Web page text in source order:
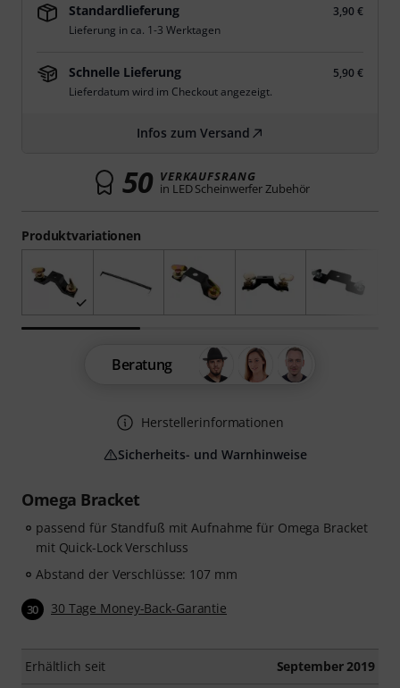
Omega Bracket
passend für Standfuß mit Aufnahme für Omega Bracket
mit Quick-Lock Verschluss
Abstand der Verschlüsse: 107 mm
30 30 Tage Money-Back-Garantie
Erhältlich seit September 2019
Produktvariationen
Standardlieferung
3,90 €
Lieferung in ca. 1-3 Werktagen
Schnelle Lieferung
5,90 €
Lieferdatum wird im Checkout angezeigt.
Infos zum Versand
50 VERKAUFSRANG
in LED Scheinwerfer Zubehör
Beratung
Herstellerinformationen
Sicherheits- und Warnhinweise